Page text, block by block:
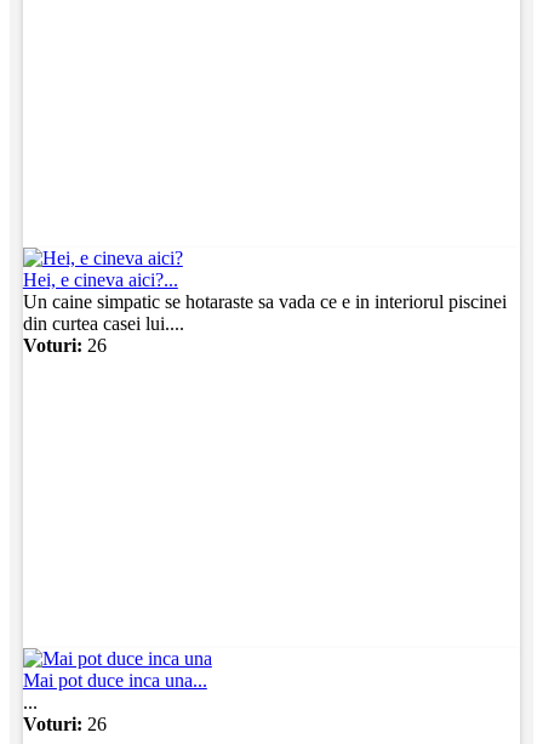
Hei, e cineva aici?...
Un caine simpatic se hotaraste sa vada ce e in interiorul piscinei
din curtea casei lui....
Voturi: 26
Mai pot duce inca una...
...
Voturi: 26